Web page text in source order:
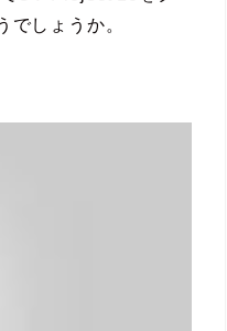
でしょうか。